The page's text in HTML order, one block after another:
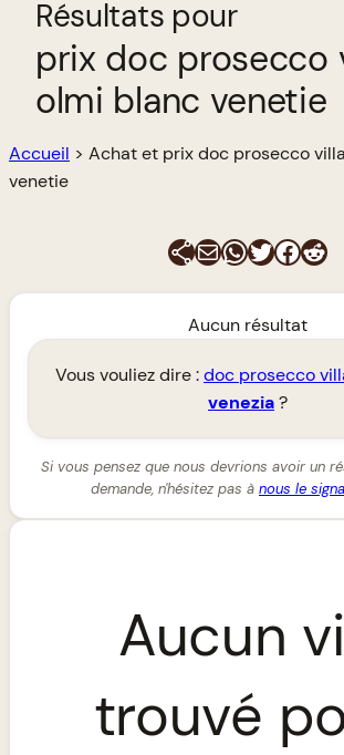
Résultats pour
prix doc prosecco
olmi blanc venetie
Accueil > Achat et prix doc prosecco
venetie
E-mailWhatsApp
Twitter
Aucun résultat
Vous vouliez dire :doc prosecco
venezia?
Si vous pensez que nous devrions avoir un
demande, n'hésitez pas à nous le
Aucun
trouvé